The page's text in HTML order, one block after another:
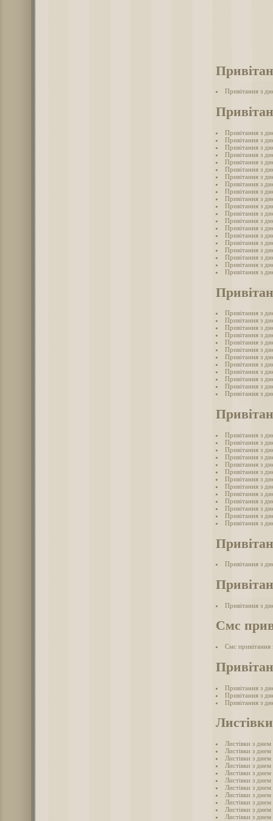
Привітання з
Привітання з
Привітання з
Привітання з
Привітання з
Привітання з
Привітання з
Привітання з
Привітання з
Привітання з
Привітання з
Привітання з
Привітання з
Привітання з
Привітання з
Привітання з
Привітання з
Привітання з
Привітання з
Привітання з
Привітання з
Привітання з
Привітання з
Привітання з
Привітання з
Привітання з
Привітання з
Привітання з
Привітання з
Привітання з
Привітання з
Привітання з
Привітання з
Привітання з
Привітання з
Привітання з
Привітання з
Привітання з
Привітання з
Привітання з
Привітання з
Привітання з
Привітання з
Привітання з
Привітання з
Привітання з
Привітання з
Привітання з
Смс
Смс
Привітання з
Привітання з
Привітання з
Листівки з
Листівки з
Листівки з
Листівки з
Листівки з
Листівки з
Листівки з
Листівки з
Листівки з
Листівки з
Листівки з